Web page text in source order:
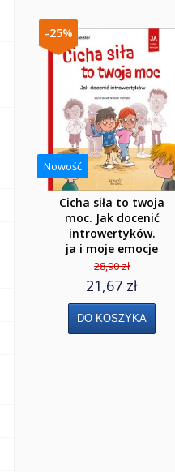
-25%
Nowość
Cicha siła to twoja
moc. Jak docenić
introwertyków.
ja i moje emocje
28,90 zł
21,67 zł